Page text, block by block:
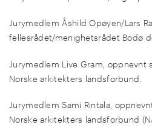
Jurymedlem Åshild Opøyen/Lars
fellesrådet/menighetsrådet Bodø
Jurymedlem Live Gram, oppnevnt
Norske arkitekters landsforbund.
Jurymedlem Sami Rintala,
Norske arkitekters landsforbund